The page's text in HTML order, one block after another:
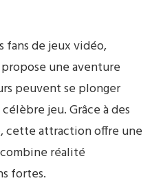
de jeux vidéo,
propose une aventure
peuvent se plonger
jeu. Grâce à des
cette attraction offre une
réalité
fortes.